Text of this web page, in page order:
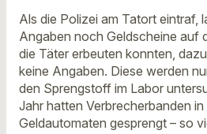
Als die Polizei am Tatort eintraf,
Angaben noch Geldscheine auf
die Täter erbeuten konnten,
keine Angaben. Diese werden
den Sprengstoff im Labor
Jahr hatten Verbrecherbanden
Geldautomaten gesprengt – so